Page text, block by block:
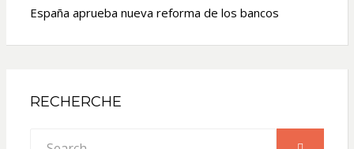
España aprueba nueva reforma de los bancos
RECHERCHE